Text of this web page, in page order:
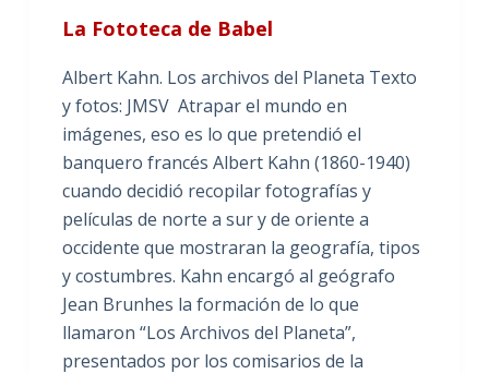
La Fototeca de Babel
Albert Kahn. Los archivos del Planeta Texto
y fotos: JMSV Atrapar el mundo en
imágenes, eso es lo que pretendió el
banquero francés Albert Kahn (1860-1940)
cuando decidió recopilar fotografías y
películas de norte a sur y de oriente a
occidente que mostraran la geografía, tipos
y costumbres. Kahn encargó al geógrafo
Jean Brunhes la formación de lo que
llamaron “Los Archivos del Planeta”,
presentados por los comisarios de la